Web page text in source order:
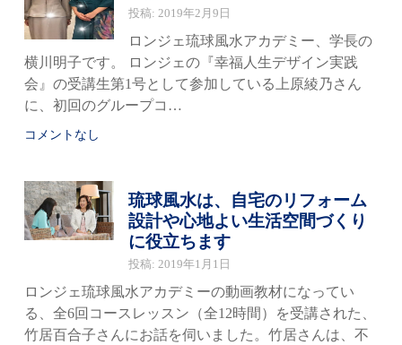
投稿: 2019年2月9日
ロンジェ琉球風水アカデミー、学長の
横川明子です。 ロンジェの『幸福人生デザイン実践
会』の受講生第1号として参加している上原綾乃さん
に、初回のグループコ…
コメントなし
琉球風水は、自宅のリフォーム
設計や心地よい生活空間づくり
に役立ちます
投稿: 2019年1月1日
ロンジェ琉球風水アカデミーの動画教材になってい
る、全6回コースレッスン（全12時間）を受講された、
竹居百合子さんにお話を伺いました。竹居さんは、不